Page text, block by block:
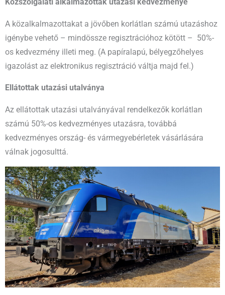
Közszolgálati alkalmazottak utazási kedvezménye
A közalkalmazottakat a jövőben korlátlan számú utazáshoz
igénybe vehető – mindössze regisztrációhoz kötött – 50%-
os kedvezmény illeti meg. (A papíralapú, bélyegzőhelyes
igazolást az elektronikus regisztráció váltja majd fel.)
Ellátottak utazási utalványa
Az ellátottak utazási utalványával rendelkezők korlátlan
számú 50%-os kedvezményes utazásra, továbbá
kedvezményes ország- és vármegyebérletek vásárlására
válnak jogosulttá.